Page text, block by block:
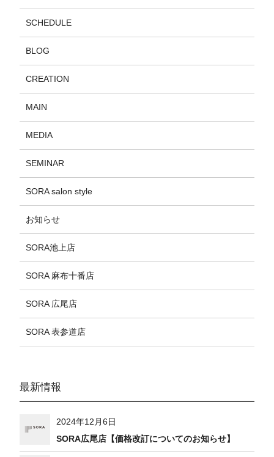
SCHEDULE
BLOG
CREATION
MAIN
MEDIA
SEMINAR
SORA salon style
お知らせ
SORA池上店
SORA 麻布十番店
SORA 広尾店
SORA 表参道店
最新情報
2024年12月6日
SORA広尾店【価格改訂についてのお知らせ】